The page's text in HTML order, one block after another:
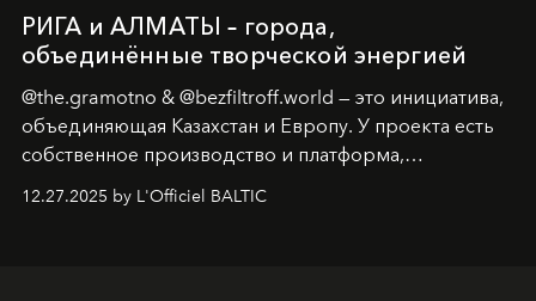
РИГА и АЛМАТЫ – города,
объединённые творческой энергией
@the.gramotno & @bezfiltroff.world — это инициатива,
объединяющая Казахстан и Европу. У проекта есть
собственное производство и платформа,
предоставляющая возможности, поддержку и
решения для дизайнеров и молодых брендов.
12.27.2025 by L'Officiel BALTIC